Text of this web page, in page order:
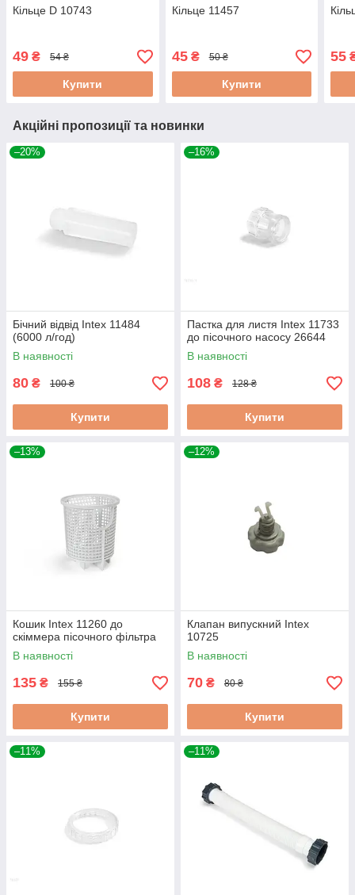
Кільце D 10743
49 ₴ 54 ₴
Купити
Кільце 11457
45₴ 50 ₴
Купити
55
Акційні пропозиції та новинки
–20%
Бічний відвід Intex 11484
(6000 л/год)
В наявності
80 ₴ 100 ₴
Купити
–16%
Пастка для листя Intex 11733
до пісочного насосу 26644
В наявності
108 ₴ 128 ₴
Купити
–13%
Кошик Intex 11260 до
скіммера пісочного фільтра
В наявності
135 ₴ 155 ₴
Купити
–12%
Клапан випускний Intex
10725
В наявності
70 ₴ 80 ₴
Купити
–11% –11%